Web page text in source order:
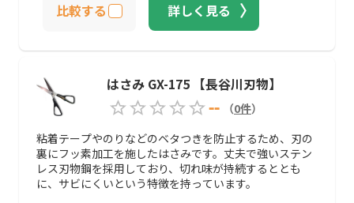
比較する 詳しく見る
はさみ GX-175 【長谷川刃物】
--
（0件）
粘着テープやのりなどのベタつきを防止するため、刃の
裏にフッ素加工を施したはさみです。丈夫で強いステン
レス刃物鋼を採用しており、切れ味が持続するととも
に、サビにくいという特徴を持っています。